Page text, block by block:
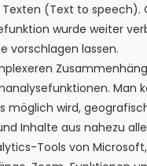
(Text to speech).
wurde weiter
vorschlagen lassen.
Man
wird,
Inhalte aus nahezu
Tools von